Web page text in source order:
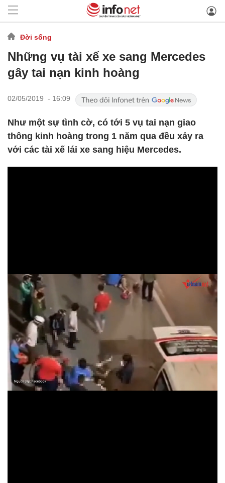
Đời sống
Những vụ tài xế xe sang Mercedes
gây tai nạn kinh hoàng
02/05/2019 - 16:09
Như một sự tình cờ, có tới 5 vụ tai nạn giao
thông kinh hoàng trong 1 năm qua đều xảy ra
với các tài xế lái xe sang hiệu Mercedes.